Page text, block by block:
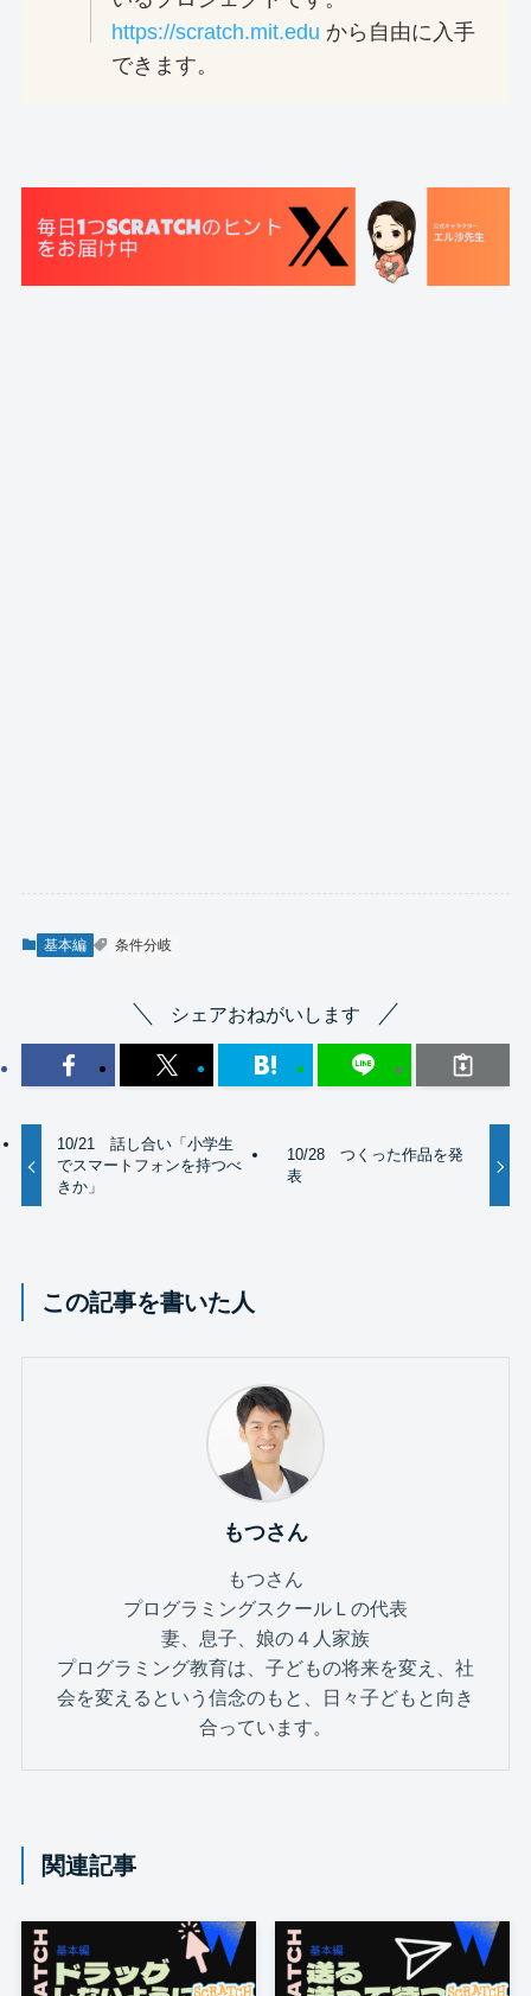
https://scratch.mit.edu から自由に入手
できます。
基本編 条件分岐
シェアおねがいします
10/21 話し合い「小学生
でスマートフォンを持つべ
きか」
10/28 つくった作品を発
表
この記事を書いた人
もつさん
もつさん
プログラミングスクールＬの代表
妻、息子、娘の４人家族
プログラミング教育は、子どもの将来を変え、社
会を変えるという信念のもと、日々子どもと向き
合っています。
関連記事